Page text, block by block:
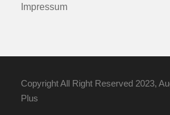
Impressum
Copyright All Right Reserved 2023,
Plus